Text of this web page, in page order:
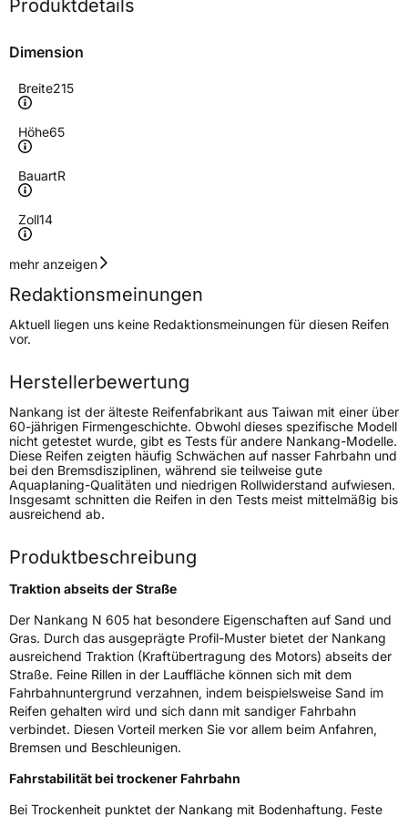
Produktdetails
Dimension
Breite215
Höhe65
BauartR
Zoll14
Geschwindigkeitsindex
Höchstgeschwindigkeit
210 km/h
Lastindex95
Höchstlast690 kg
Generelle Merkmale
FahrzeugtypPKW
VerwendungSommerreifen
ModellnameN 605
Weitere Eigenschaften
Schlauchtyp TL
Zustand Neureifen
EU Label
Effizienz
Nasshaftung C
mehr anzeigen
Redaktionsmeinungen
Aktuell liegen uns keine Redaktionsmeinungen für diesen Reifen
vor.
Herstellerbewertung
Nankang ist der älteste Reifenfabrikant aus Taiwan mit einer über
60-jährigen Firmengeschichte. Obwohl dieses spezifische Modell
nicht getestet wurde, gibt es Tests für andere Nankang-Modelle.
Diese Reifen zeigten häufig Schwächen auf nasser Fahrbahn und
bei den Bremsdisziplinen, während sie teilweise gute
Aquaplaning-Qualitäten und niedrigen Rollwiderstand aufwiesen.
Insgesamt schnitten die Reifen in den Tests meist mittelmäßig bis
ausreichend ab.
Produktbeschreibung
Traktion abseits der Straße
Der Nankang N 605 hat besondere Eigenschaften auf Sand und
Gras. Durch das ausgeprägte Profil-Muster bietet der Nankang
ausreichend Traktion (Kraftübertragung des Motors) abseits der
Straße. Feine Rillen in der Lauffläche können sich mit dem
Fahrbahnuntergrund verzahnen, indem beispielsweise Sand im
Reifen gehalten wird und sich dann mit sandiger Fahrbahn
verbindet. Diesen Vorteil merken Sie vor allem beim Anfahren,
Bremsen und Beschleunigen.
Fahrstabilität bei trockener Fahrbahn
Bei Trockenheit punktet der Nankang mit Bodenhaftung. Feste